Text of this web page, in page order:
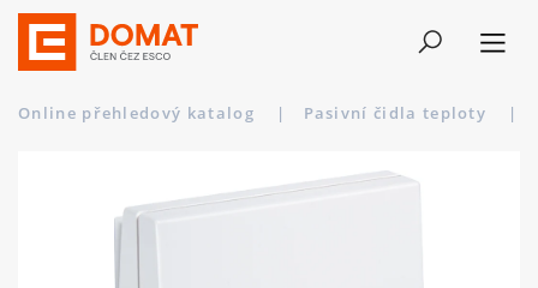
Online přehledový katalog | Pasivní čidla teploty |